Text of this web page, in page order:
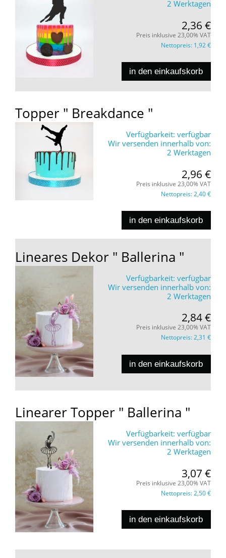
2 Werktagen
2,36 €
Preis inklusive 23,00% VAT
Nettopreis: 1,92 €
in den einkaufskorb
Topper " Breakdance "
Verfügbarkeit: verfügbar
Wir versenden innerhalb von:
2 Werktagen
2,96 €
Preis inklusive 23,00% VAT
Nettopreis:2,40 €
in den einkaufskorb
Lineares Dekor " Ballerina "
Verfügbarkeit: verfügbar
Wir versenden innerhalb von:
2 Werktagen
2,84 €
Preis inklusive 23,00% VAT
Nettopreis:2,31 €
in den einkaufskorb
Linearer Topper " Ballerina "
Verfügbarkeit: verfügbar
Wir versenden innerhalb von:
2 Werktagen
3,07 €
Preis inklusive 23,00% VAT
Nettopreis:2,50 €
in den einkaufskorb